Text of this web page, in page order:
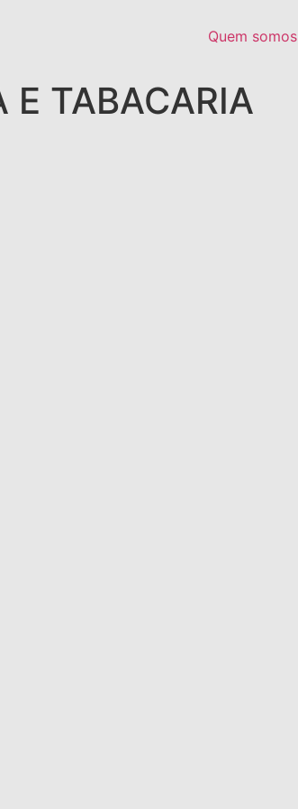
Quem somos
E TABACARIA